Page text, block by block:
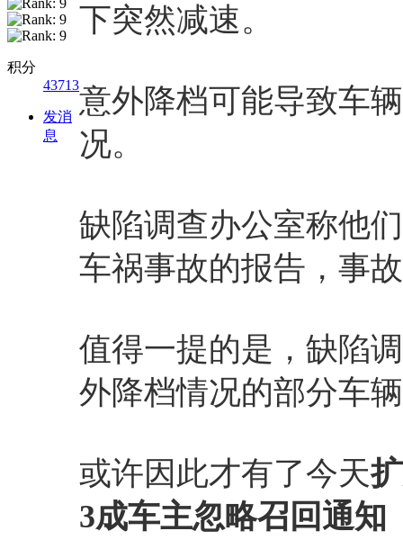
积分
43713
发消
息
下突然减速。
意外降档可能导致车
况。
缺陷调查办公室称他
车祸事故的报告，事
值得一提的是，缺陷
外降档情况的部分车
或许因此才有了今天
3成车主忽略召回通知